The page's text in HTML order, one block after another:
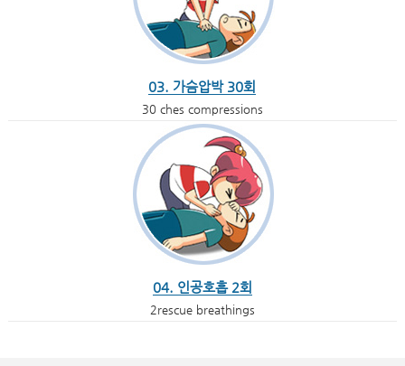
03. 가슴압박 30회
30 ches compressions
04. 인공호흡 2회
2rescue breathings